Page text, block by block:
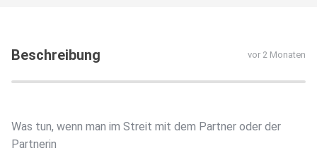
Beschreibung vor 2 Monaten
Was tun, wenn man im Streit mit dem Partner oder der
Partnerin